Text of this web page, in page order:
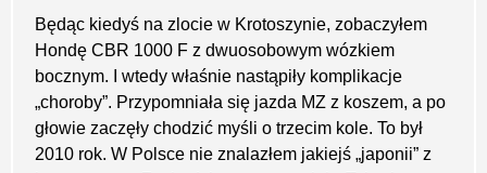
Będąc kiedyś na zlocie w Krotoszynie, zobaczyłem
Hondę CBR 1000 F z dwuosobowym wózkiem
bocznym. I wtedy właśnie nastąpiły komplikacje
„choroby”. Przypomniała się jazda MZ z koszem, a po
głowie zaczęły chodzić myśli o trzecim kole. To był
2010 rok. W Polsce nie znalazłem jakiejś „japonii” z